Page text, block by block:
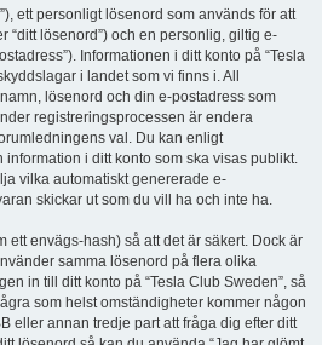
ett personligt lösenord som används för att
“ditt lösenord”) och en personlig, giltig e-
Informationen i ditt konto på “Tesla
i landet som vi finns i. All
lösenord och din e-postadress som
registreringsprocessen är endera
val. Du kan enligt
i ditt konto som ska visas publikt.
vilka automatiskt genererade e-
skickar ut som du vill ha och inte ha.
ett envägs-hash) så att det är säkert. Dock är
samma lösenord på flera olika
in till ditt konto på “Tesla Club Sweden”, så
som helst omständigheter kommer någon
eller annan tredje part att fråga dig efter ditt